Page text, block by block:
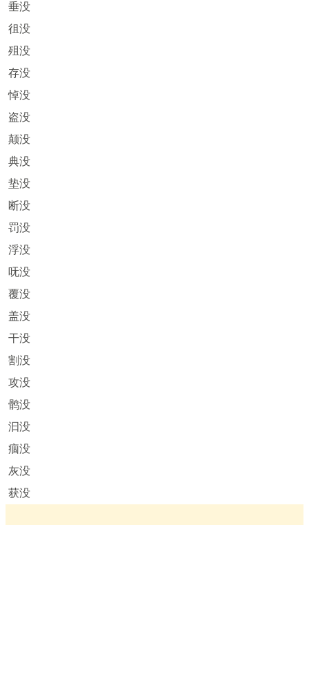
垂没
徂没
殂没
存没
悼没
盗没
颠没
典没
垫没
断没
罚没
浮没
呒没
覆没
盖没
干没
割没
攻没
鹘没
汩没
痼没
灰没
获没